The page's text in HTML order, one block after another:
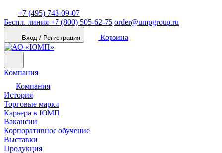
+7 (495) 748-09-07
Беспл. линия +7 (800) 505-62-75 order@umpgroup.ru
Вход / Регистрация Корзина
Компания
Компания
История
Торговые марки
Карьера в ЮМП
Вакансии
Корпоративное обучение
Выставки
Продукция